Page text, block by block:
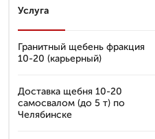
Услуга
Гранитный щебень фракция
10-20 (карьерный)
Доставка щебня 10-20
самосвалом (до 5 т) по
Челябинске